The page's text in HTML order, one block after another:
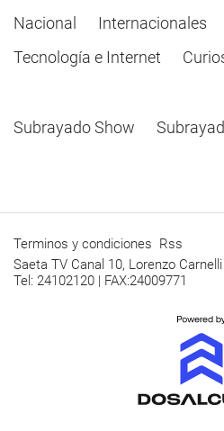
Nacional
Internacionales
Tecnología e Internet
Subrayado Show
Terminos y condiciones Rss
Saeta TV Canal 10, Lorenzo
Tel: 24102120 | FAX:24009771